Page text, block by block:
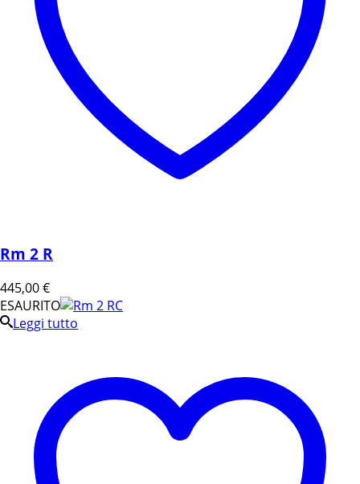
Rm 2 R
445,00€
ESAURITO
Leggi tutto